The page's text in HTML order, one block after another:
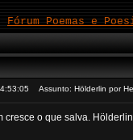
Fórum Poemas e
Assunto: Hölderlin por
cresce o que salva. Hölderlin